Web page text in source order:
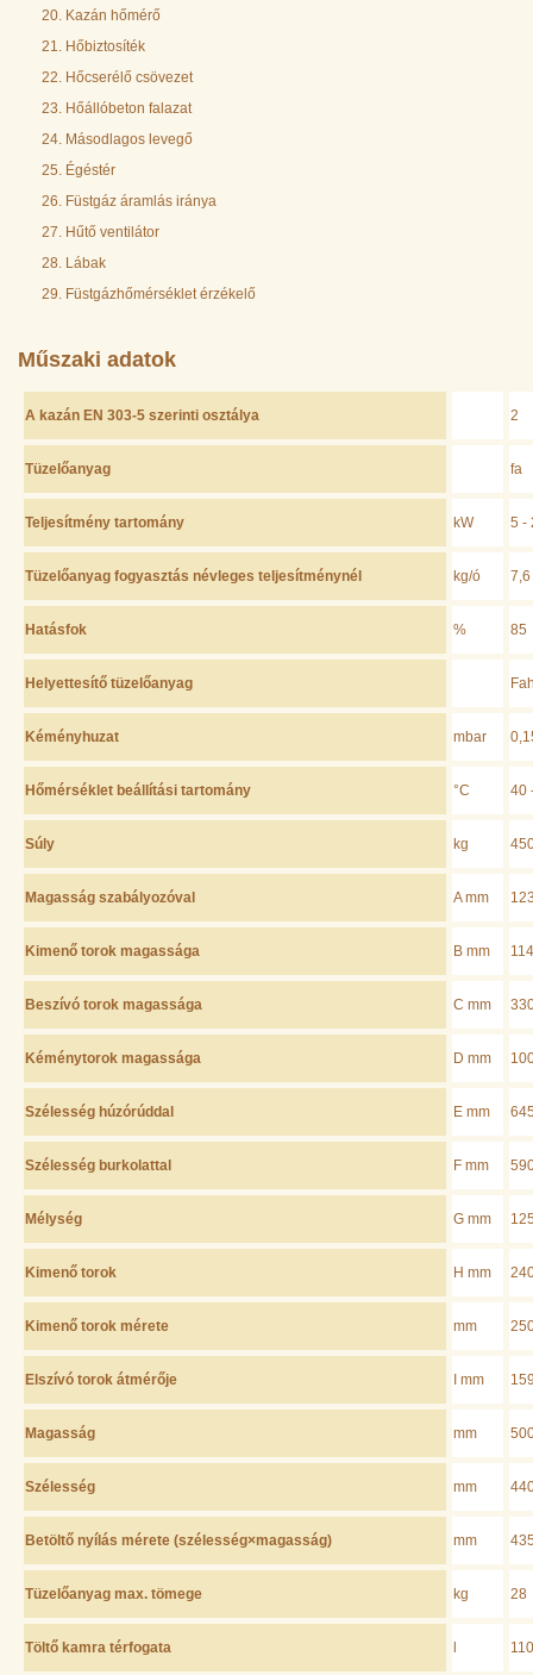
Kazán hőmérő
Hőbiztosíték
Hőcserélő csövezet
Hőállóbeton falazat
Másodlagos levegő
Égéstér
Füstgáz áramlás iránya
Hűtő ventilátor
Lábak
Füstgázhőmérséklet érzékelő
Műszaki adatok
A kazán EN 303-5 szerinti osztálya 2
Tüzelőanyag fa
Teljesítmény tartomány kW 5 -
Tüzelőanyag fogyasztás névleges teljesítménynél kg/ó 7,6
Hatásfok % 85
Helyettesítő tüzelőanyag
Kéményhuzat mbar
Hőmérséklet beállítási tartomány °C 40
Súly kg
Magasság szabályozóval A mm
Kimenő torok magassága B mm
Beszívó torok magassága C mm
Kéménytorok magassága D mm
Szélesség húzórúddal E mm
Szélesség burkolattal F mm
Mélység G mm
Kimenő torok H mm
Kimenő torok mérete mm
Elszívó torok átmérője I mm
Magasság mm
Szélesség mm
Betöltő nyílás mérete (szélesség×magasság) mm
Tüzelőanyag max. tömege kg 28
Töltő kamra térfogata l 110